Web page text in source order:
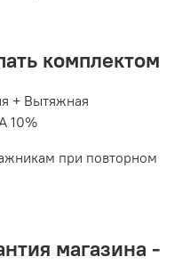
комплектом
+ Вытяжная
10%
при повторном
магазина -